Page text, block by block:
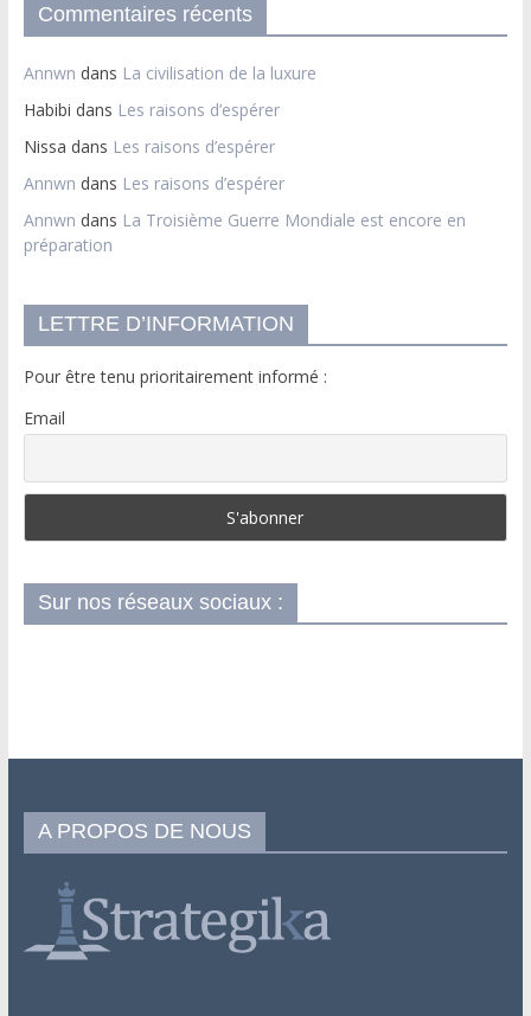
Commentaires récents
Annwn dans La civilisation de la luxure
Habibi dans Les raisons d’espérer
Nissa dans Les raisons d’espérer
Annwn dans Les raisons d’espérer
Annwn dans La Troisième Guerre Mondiale est encore en
préparation
LETTRE D’INFORMATION
Pour être tenu prioritairement informé :
Email
Sur nos réseaux sociaux :
A PROPOS DE NOUS